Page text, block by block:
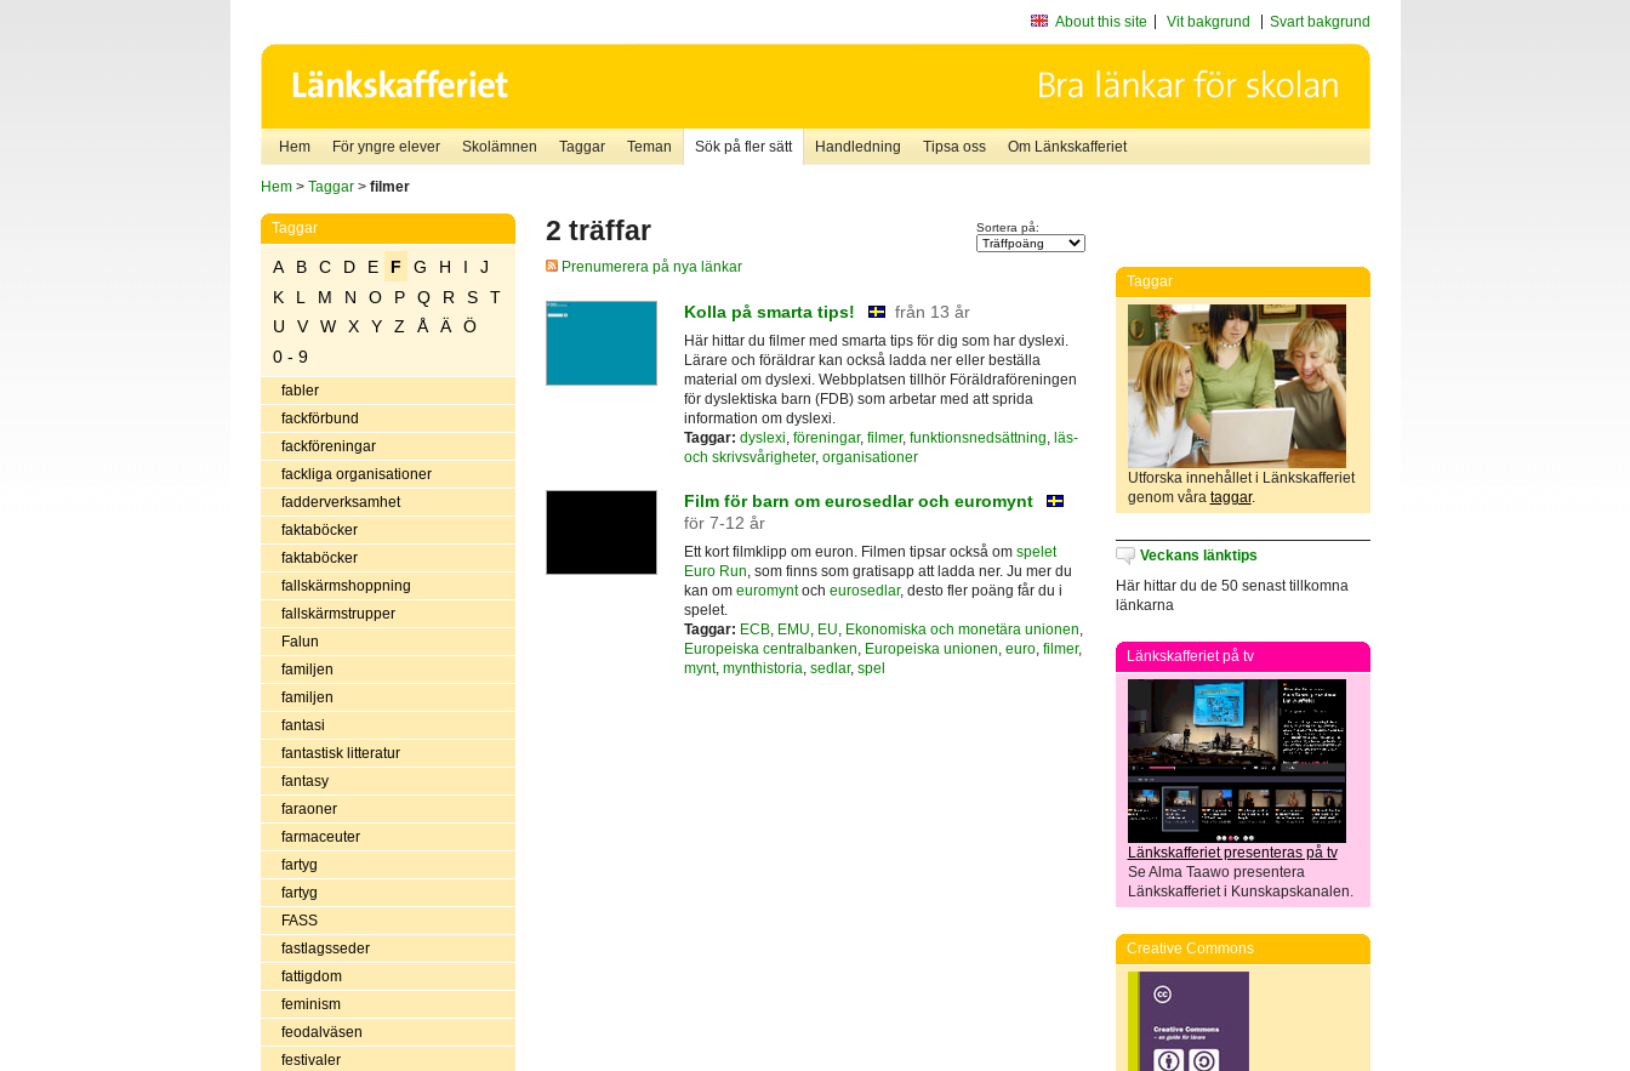
About this site Vit bakgrund Svart bakgrund
Hem För yngre elever Skolämnen Taggar Teman Sök på fler sätt Handledning Tipsa oss Om Länkskafferiet
Hem> Taggar> filmer
Taggar
A B C D E F G H I
J
K
L M N O P Q R S
T
U
V W X Y Z Å Ä
Ö
0 - 9
fabler
fackförbund
fackföreningar
fackliga organisationer
fadderverksamhet
faktaböcker
faktaböcker
fallskärmshoppning
fallskärmstrupper
Falun
familjen
familjen
fantasi
fantastisk litteratur
fantasy
faraoner
farmaceuter
fartyg
fartyg
FASS
fastlagsseder
fattigdom
feminism
feodalväsen
festivaler
2 träffar Sortera på:
Prenumerera på nya länkar
Kolla på smarta tips! från 13 år
Här hittar du filmer med smarta tips för dig som har dyslexi.
Lärare och föräldrar kan också ladda ner eller beställa
material om dyslexi. Webbplatsen tillhör Föräldraföreningen
för dyslektiska barn (FDB) som arbetar med att sprida
information om dyslexi.
Taggar: dyslexi föreningar, filmer, funktionsnedsättning läs-
och skrivsvårigheter, organisationer
Film för barn om eurosedlar och euromynt
för 7-12 år
Ett kort filmklipp om euron. Filmen tipsar också om spelet
Euro Run, som finns som gratisapp att ladda ner. Ju mer du
kan om euromyntoch eurosedlar, desto fler poäng får du i
spelet.
Taggar: ECB, EMU, EU, Ekonomiska och monetära unionen,
Europeiska centralbanken, Europeiska unionen, euro, filmer,
mynt, mynthistoria, sedlar, spel
Taggar
Utforska innehållet i Länkskafferiet
genom våra taggar.
Veckans länktips
Här hittar du de 50 senast tillkomna
länkarna
Länkskafferiet på tv
Länkskafferiet presenteras på tv
Se Alma Taawo presentera
Länkskafferiet i Kunskapskanalen.
Creative Commons